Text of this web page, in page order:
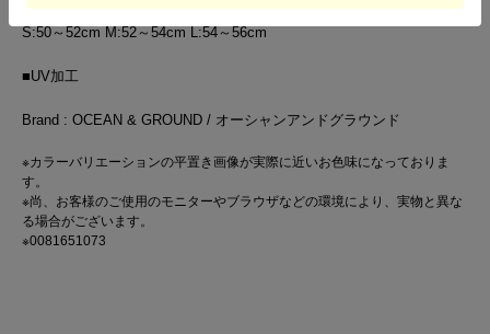
ソフトなメッシュ素材で、BAGに入れての持ち運びも◎
S:50～52cm M:52～54cm L:54～56cm
■UV加工
Brand : OCEAN & GROUND / オーシャンアンドグラウンド
※カラーバリエーションの平置き画像が実際に近いお色味になっておりま
す。
※尚、お客様のご使用のモニターやブラウザなどの環境により、実物と異な
る場合がございます。
※0081651073